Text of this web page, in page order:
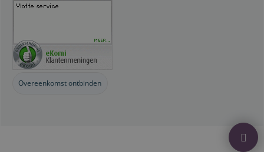
Overeenkomst ontbinden